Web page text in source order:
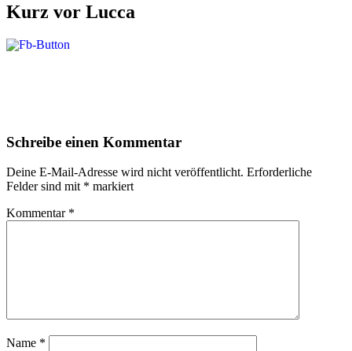
Kurz vor Lucca
Schreibe einen Kommentar
Deine E-Mail-Adresse wird nicht veröffentlicht. Erforderliche
Felder sind mit * markiert
Kommentar *
Name *